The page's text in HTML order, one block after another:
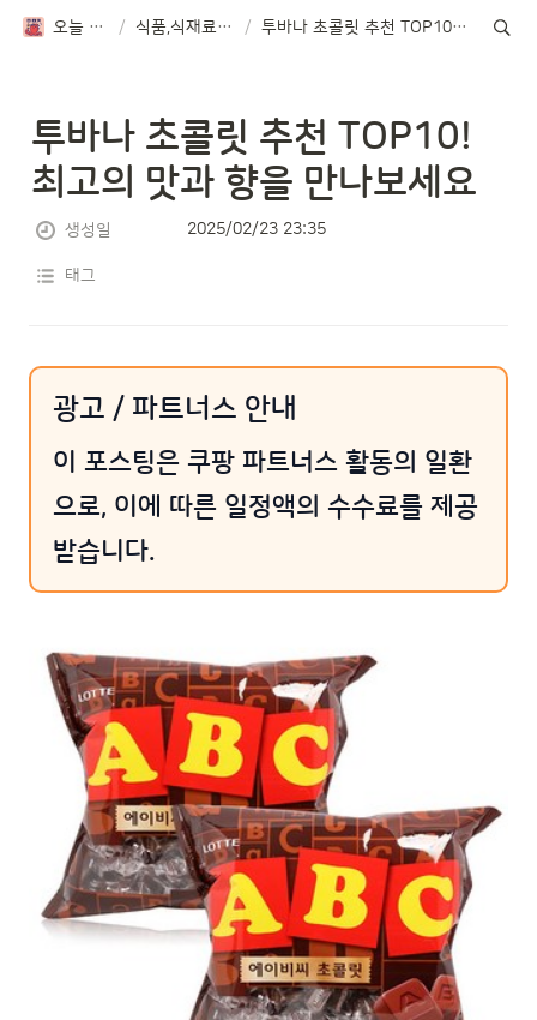
오늘 뭐먹지? / 식품,식재료 TOP10 / 투바나 초콜릿 추천 TOP10! 최고의 맛과 향을 만나보세요
투바나 초콜릿 추천 TOP10!
최고의 맛과 향을 만나보세요
생성일 2025/02/23 23:35
태그
광고 / 파트너스 안내
이 포스팅은 쿠팡 파트너스 활동의 일환
으로, 이에 따른 일정액의 수수료를 제공
받습니다.